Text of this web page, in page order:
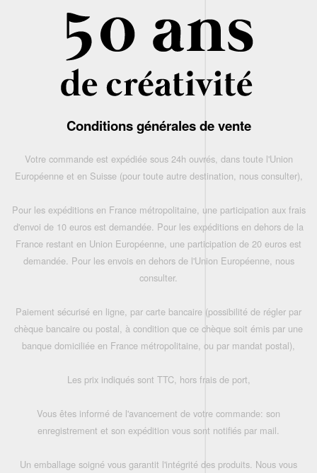
Conditions générales de vente
Votre commande est expédiée sous 24h ouvrés, dans toute l'Union
Européenne et en Suisse (pour toute autre destination, nous consulter),
Pour les expéditions en France métropolitaine, une participation aux frais
d'envoi de 10 euros est demandée. Pour les expéditions en dehors de la
France restant en Union Européenne, une participation de 20 euros est
demandée. Pour les envois en dehors de l'Union Européenne, nous
consulter.
Paiement sécurisé en ligne, par carte bancaire (possibilité de régler par
chèque bancaire ou postal, à condition que ce chèque soit émis par une
banque domiciliée en France métropolitaine, ou par mandat postal),
Les prix indiqués sont TTC, hors frais de port,
Vous êtes informé de l'avancement de votre commande: son
enregistrement et son expédition vous sont notifiés par mail.
Un emballage soigné vous garantit l'intégrité des produits. Nous vous